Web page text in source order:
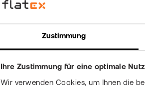
Zustimmung
Ihre Zustimmung für eine optimale
Wir verwenden Cookies, um Ihnen die
Der